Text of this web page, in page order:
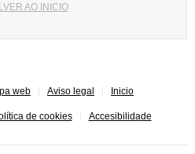
AO INICIO
web Aviso legal Inicio
de cookies Accesibilidade